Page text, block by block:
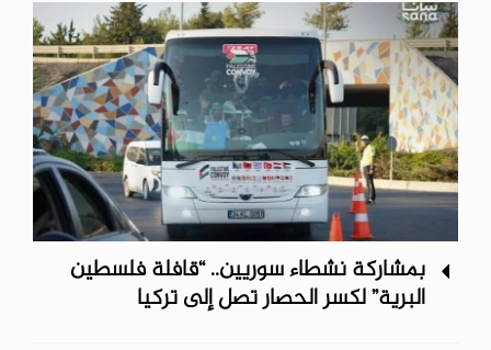
بمشاركة نشطاء سوريين.. “قافلة فلسطين
البرية” لكسر الحصار تصل إلى تركيا